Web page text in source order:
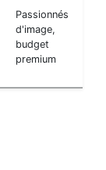
Passionnés
d'image,
budget
premium